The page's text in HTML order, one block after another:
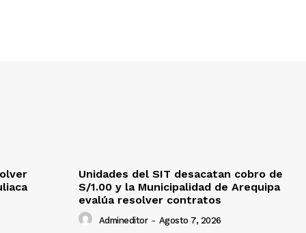
Unidades del SIT desacatan cobro de
S/1.00 y la Municipalidad de Arequipa
evalúa resolver contratos
Admineditor - Agosto 7, 2026